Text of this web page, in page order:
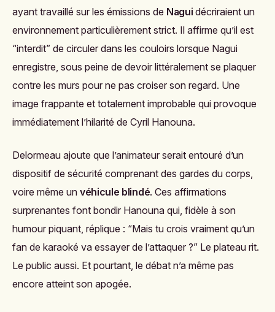
ayant travaillé sur les émissions de Nagui décriraient un
environnement particulièrement strict. Il affirme qu’il est
“interdit” de circuler dans les couloirs lorsque Nagui
enregistre, sous peine de devoir littéralement se plaquer
contre les murs pour ne pas croiser son regard. Une
image frappante et totalement improbable qui provoque
immédiatement l’hilarité de Cyril Hanouna.
Delormeau ajoute que l’animateur serait entouré d’un
dispositif de sécurité comprenant des gardes du corps,
voire même un véhicule blindé. Ces affirmations
surprenantes font bondir Hanouna qui, fidèle à son
humour piquant, réplique : “Mais tu crois vraiment qu’un
fan de karaoké va essayer de l’attaquer ?” Le plateau rit.
Le public aussi. Et pourtant, le débat n’a même pas
encore atteint son apogée.